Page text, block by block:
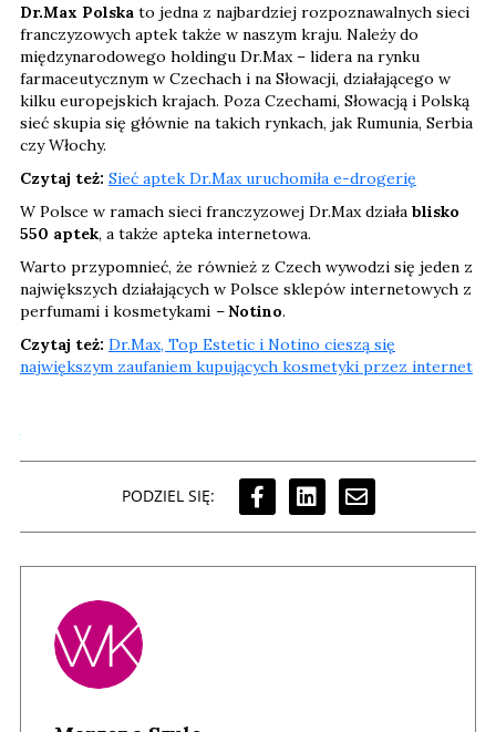
Dr.Max Polska to jedna z najbardziej rozpoznawalnych sieci
franczyzowych aptek także w naszym kraju. Należy do
międzynarodowego holdingu Dr.Max – lidera na rynku
farmaceutycznym w Czechach i na Słowacji, działającego w
kilku europejskich krajach. Poza Czechami, Słowacją i Polską
sieć skupia się głównie na takich rynkach, jak Rumunia, Serbia
czy Włochy.
Czytaj też: Sieć aptek Dr.Max uruchomiła e-drogerię
W Polsce w ramach sieci franczyzowej Dr.Max działa blisko
550 aptek, a także apteka internetowa.
Warto przypomnieć, że również z Czech wywodzi się jeden z
największych działających w Polsce sklepów internetowych z
perfumami i kosmetykami –Notino.
Czytaj też: Dr.Max, Top Estetic i Notino cieszą się
największym zaufaniem kupujących kosmetyki przez internet
PODZIEL SIĘ: